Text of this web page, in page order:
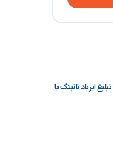
ایرباد ناتینگ با